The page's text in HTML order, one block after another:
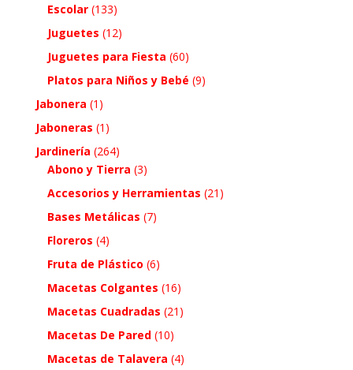
Escolar (133)
Juguetes (12)
Juguetes para Fiesta (60)
Platos para Niños y Bebé (9)
Jabonera (1)
Jaboneras (1)
Jardinería (264)
Abono y Tierra (3)
Accesorios y Herramientas (21)
Bases Metálicas (7)
Floreros (4)
Fruta de Plástico (6)
Macetas Colgantes (16)
Macetas Cuadradas (21)
Macetas De Pared (10)
Macetas de Talavera (4)